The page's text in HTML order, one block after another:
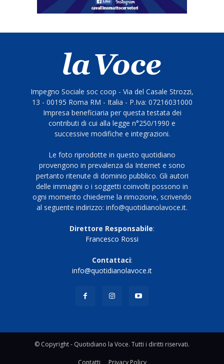
Impegno Sociale soc coop - Via del Casale Strozzi,
13 - 00195 Roma RM - Italia - P.Iva: 07216031000
Impresa beneficiaria per questa testata dei
contributi di cui alla legge n°250/1990 e
successive modifiche e integrazioni.
Le foto riprodotte in questo quotidiano
provengono in prevalenza da Internet e sono
pertanto ritenute di dominio pubblico. Gli autori
delle immagini o i soggetti coinvolti possono in
ogni momento chiederne la rimozione, scrivendo
al seguente indirizzo: info@quotidianolavoce.it.
Direttore Responsabile:
Francesco Rossi
Contattaci:
info@quotidianolavoce.it
© Copyright - Quotidiano la Voce. Tutti i diritti riservati.